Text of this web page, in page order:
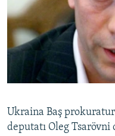
BLOGLAR
FİKİR
Українською
QOŞULIÑIZ!
Ukraina Baş
deputatı Oleg